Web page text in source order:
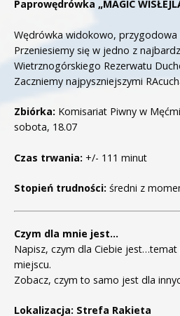
Paprowędrówka „MAGIC
Wędrówka widokowo, przygodowa
Przeniesiemy się w jedno z
Wietrznogórskiego Rezerwatu
Zaczniemy najpyszniejszymi
Zbiórka: Komisariat Piwny w
sobota, 18.07
Czas trwania: +/- 111 minut
Stopień trudności: średni z
Czym dla mnie jest…
Napisz, czym dla Ciebie
miejscu.
Zobacz, czym to samo jest dla
Lokalizacja: Strefa Rakieta